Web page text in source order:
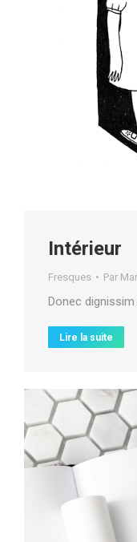
Intérieur
Fresques Par
Donec
Lire la suite